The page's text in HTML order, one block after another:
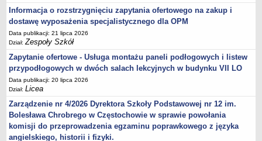
Informacja o rozstrzygnięciu zapytania ofertowego na zakup i
dostawę wyposażenia specjalistycznego dla OPM
Data publikacji: 21 lipca 2026
Dział:Zespoły Szkół
Zapytanie ofertowe - Usługa montażu paneli podłogowych i listew
przypodłogowych w dwóch salach lekcyjnych w budynku VII LO
Data publikacji: 20 lipca 2026
Dział:Licea
Zarządzenie nr 4/2026 Dyrektora Szkoły Podstawowej nr 12 im.
Bolesława Chrobrego w Częstochowie w sprawie powołania
komisji do przeprowadzenia egzaminu poprawkowego z języka
angielskiego, historii i fizyki.